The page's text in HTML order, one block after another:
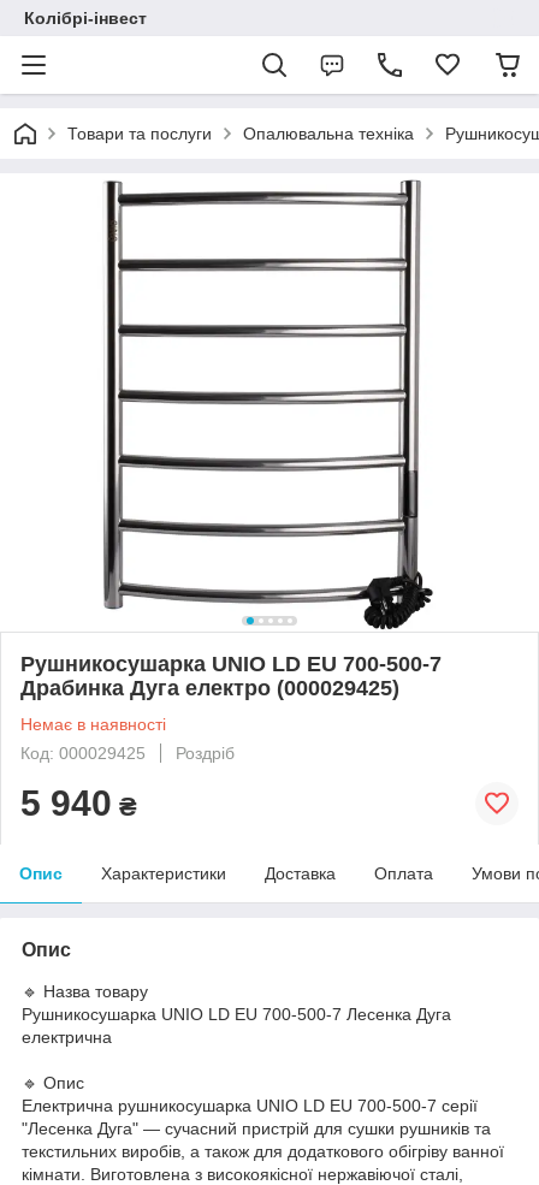
Колібрі-інвест
Товари та послуги Опалювальна техніка
Рушникосушарка UNIO LD ЕU 700-500-7
Драбинка Дуга електро (000029425)
Немає в наявності
Код: 000029425
Роздріб
5 940 ₴
Опис Характеристики Доставка Оплата Умови
Опис
🔹 Назва товару
Рушникосушарка UNIO LD EU 700-500-7 Лесенка Дуга
електрична
🔹 Опис
Електрична рушникосушарка UNIO LD EU 700-500-7 серії
"Лесенка Дуга" — сучасний пристрій для сушки рушників та
текстильних виробів, а також для додаткового обігріву ванної
кімнати. Виготовлена з високоякісної нержавіючої сталі,